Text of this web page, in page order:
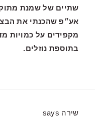
שתיים של שמנת
אע״פ שהכנתי את
מקפידים על כמויות
בתוספת נוזלים.
שירה says